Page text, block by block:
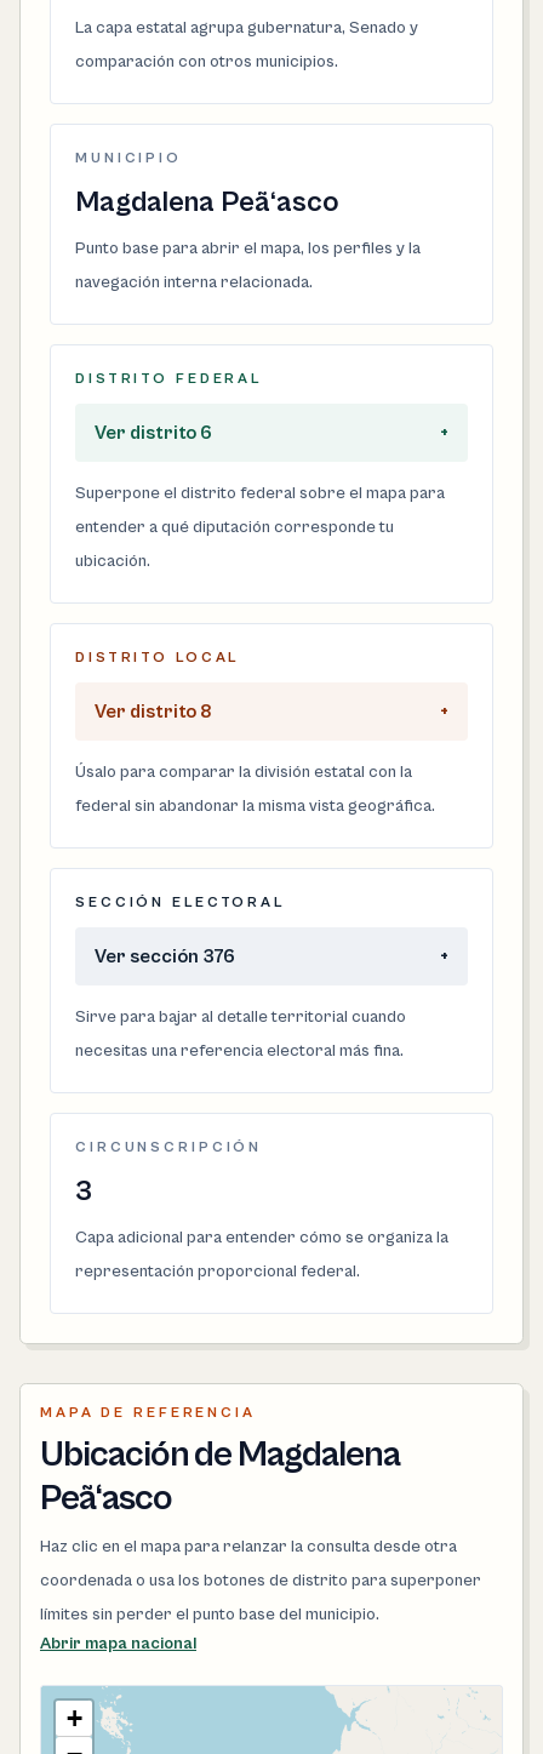
La capa estatal agrupa gubernatura, Senado y
comparación con otros municipios.
MUNICIPIO
Magdalena Peã‘asco
Punto base para abrir el mapa, los perfiles y la
navegación interna relacionada.
DISTRITO FEDERAL
Ver distrito 6 +
Superpone el distrito federal sobre el mapa para
entender a qué diputación corresponde tu
ubicación.
DISTRITO LOCAL
Ver distrito 8 +
Úsalo para comparar la división estatal con la
federal sin abandonar la misma vista geográfica.
SECCIÓN ELECTORAL
Ver sección 376 +
Sirve para bajar al detalle territorial cuando
necesitas una referencia electoral más fina.
CIRCUNSCRIPCIÓN
3
Capa adicional para entender cómo se organiza la
representación proporcional federal.
MAPA DE REFERENCIA
Ubicación de Magdalena
Peã‘asco
Haz clic en el mapa para relanzar la consulta desde otra
coordenada o usa los botones de distrito para superponer
límites sin perder el punto base del municipio.
Abrir mapa nacional
+